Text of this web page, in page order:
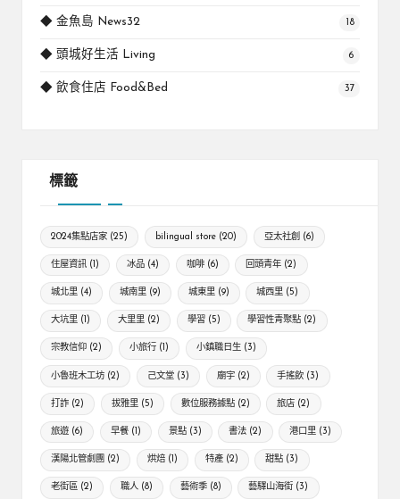
◆ 金魚島 News32 18
◆ 頭城好生活 Living 6
◆ 飲食住店 Food&Bed 37
標籤
2024集點店家 (25) bilingual store(20) 亞太社創 (6)
住屋資訊 (1) 冰品(4) 咖啡(6) 回頭青年 (2)
城北里 (4) 城南里(9) 城東里(9) 城西里 (5)
大坑里 (1) 大里里(2) 學習(5) 學習性青聚點 (2)
宗教信仰 (2) 小旅行(1) 小鎮職日生(3)
小魯班木工坊 (2) 己文堂(3) 廟宇(2) 手搖飲 (3)
打詐 (2) 拔雅里(5) 數位服務據點(2) 旅店 (2)
旅遊 (6) 早餐(1) 景點(3) 書法 (2) 港口里 (3)
漢陽北管劇團 (2) 烘焙(1) 特產(2) 甜點 (3)
老街區 (2) 職人(8) 藝術季(8) 藝驛山海街 (3)